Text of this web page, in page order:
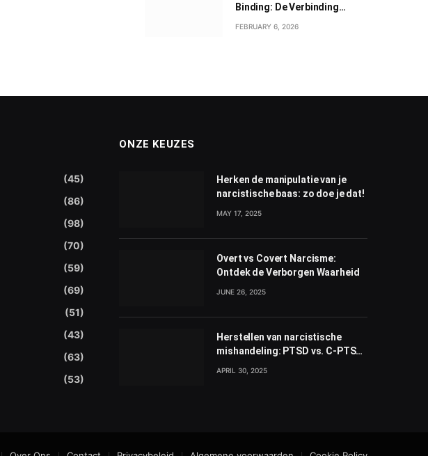
Binding: De Verbinding
FEBRUARY 6, 2026
(45)
(86)
(98)
(70)
(59)
(69)
(51)
(43)
(63)
(53)
ONZE KEUZES
Herken de manipulatie van je
narcistische baas: zo doe je dat!
MAY 17, 2025
Overt vs Covert Narcisme:
Ontdek de Verborgen Waarheid
JUNE 26, 2025
Herstellen van narcistische
mishandeling: PTSD vs. C-PTSD
inzicht
APRIL 30, 2025